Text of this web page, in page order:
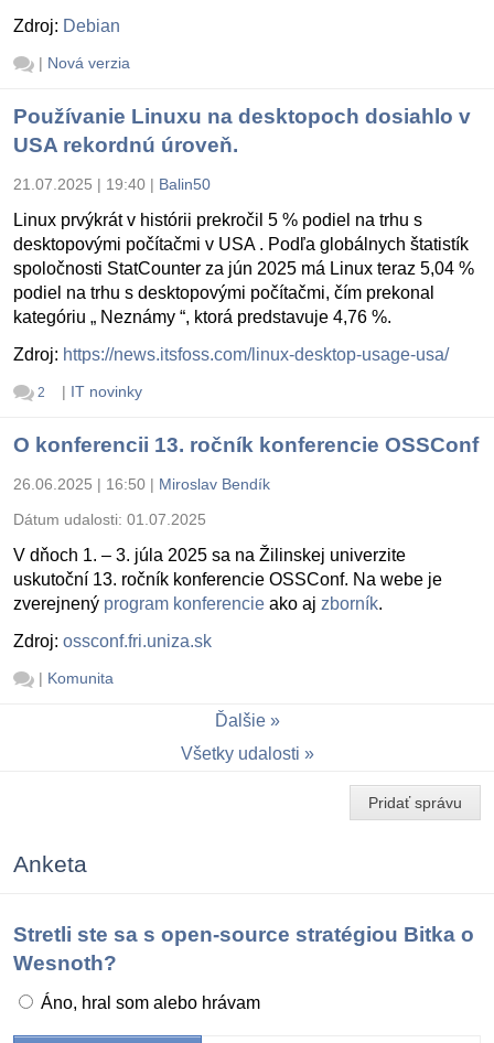
Zdroj: Debian
| Nová verzia
Používanie Linuxu na desktopoch dosiahlo v
USA rekordnú úroveň.
21.07.2025 | 19:40 | Balin50
Linux prvýkrát v histórii prekročil 5 % podiel na trhu s
desktopovými počítačmi v USA . Podľa globálnych štatistík
spoločnosti StatCounter za jún 2025 má Linux teraz 5,04 %
podiel na trhu s desktopovými počítačmi, čím prekonal
kategóriu „ Neznámy “, ktorá predstavuje 4,76 %.
Zdroj: https://news.itsfoss.com/linux-desktop-usage-usa/
2 | IT novinky
O konferencii 13. ročník konferencie OSSConf
26.06.2025 | 16:50 | Miroslav Bendík
Dátum udalosti: 01.07.2025
V dňoch 1. – 3. júla 2025 sa na Žilinskej univerzite
uskutoční 13. ročník konferencie OSSConf. Na webe je
zverejnený program konferencie ako aj zborník.
Zdroj: ossconf.fri.uniza.sk
| Komunita
Ďalšie
Všetky udalosti
Pridať správu
Anketa
Stretli ste sa s open-source stratégiou Bitka o
Wesnoth?
Áno, hral som alebo hrávam